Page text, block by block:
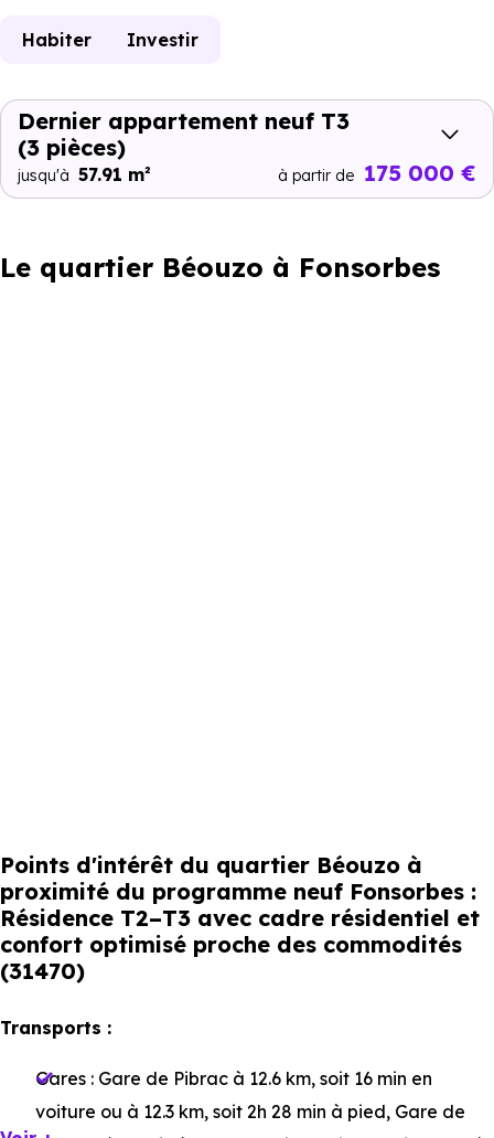
Habiter Investir
Dernier appartement neuf T3
(3 pièces)
jusqu'à 57.91 m² à partir de 175 000 €
Le quartier Béouzo à Fonsorbes
Points d'intérêt du quartier Béouzo à
proximité du programme neuf Fonsorbes :
Résidence T2–T3 avec cadre résidentiel et
confort optimisé proche des commodités
(31470)
Transports :
Gares : Gare de Pibrac à 12.6 km, soit 16 min en
voiture ou à 12.3 km, soit 2h 28 min à pied, Gare de